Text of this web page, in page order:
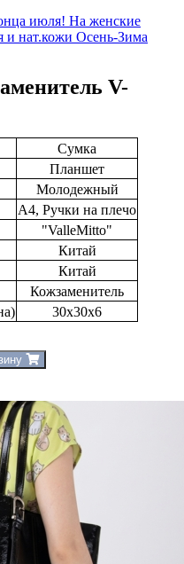
июля! На женские
и нат.кожи Осень-Зима
V-
Сумка
Планшет
Молодежный
А4, Ручки на плечо
"ValleMitto"
Китай
Китай
Кожзаменитель
30х30х6